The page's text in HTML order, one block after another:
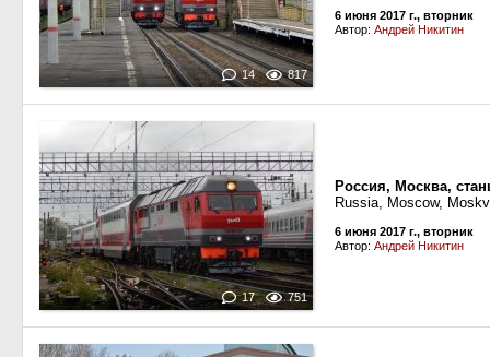
14 817
6 июня 2017 г., вторник
Автор: Андрей Никитин
17 751
Россия, Москва,
Russia, Moscow,
6 июня 2017 г., вторник
Автор: Андрей Никитин